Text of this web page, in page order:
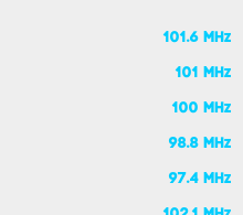
101.6 MHz
101 MHz
100 MHz
98.8 MHz
97.4 MHz